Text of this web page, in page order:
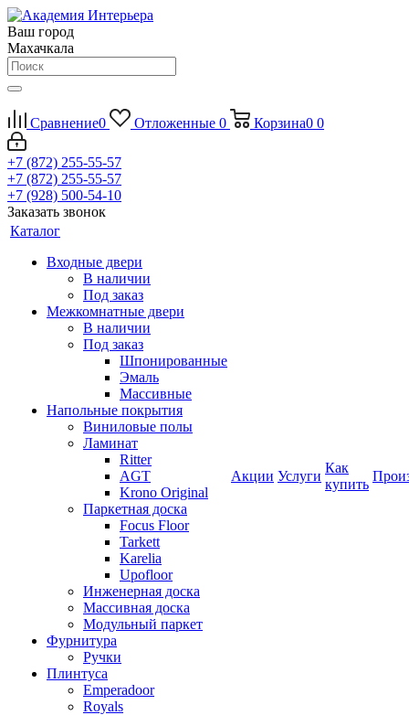
Ваш город
Махачкала
Сравнение0 Отложенные 0 Корзина0 0
+7 (872) 255-55-57
+7 (872) 255-55-57
+7 (928) 500-54-10
Заказать звонок
Каталог
Входные двери
В наличии
Под заказ
Межкомнатные двери
В наличии
Под заказ
Шпонированные
Эмаль
Массивные
Напольные покрытия
Виниловые полы
Ламинат
Ritter
AGT
Krono Original
Паркетная доска
Focus Floor
Tarkett
Karelia
Upofloor
Инженерная доска
Массивная доска
Модульный паркет
Фурнитура
Ручки
Плинтуса
Emperadoor
Royals
Акции Услуги
Как
купить